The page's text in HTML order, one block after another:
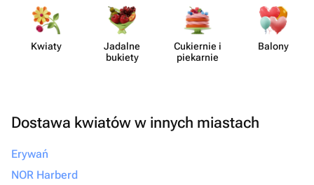
Kwiaty
Jadalne
bukiety
Cukiernie i
piekarnie
Balony
Dostawa kwiatów w innych miastach
Erywań
NOR Harberd